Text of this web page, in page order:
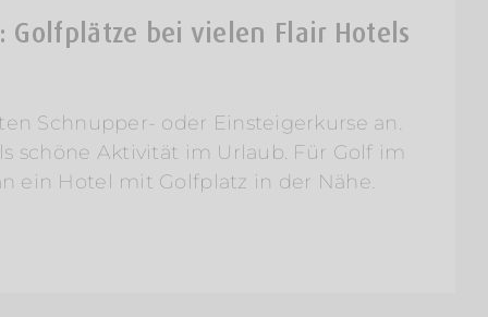
Golfplätze bei vielen Flair Hotels
Schnupper- oder Einsteigerkurse an.
schöne Aktivität im Urlaub. Für Golf im
ein Hotel mit Golfplatz in der Nähe.